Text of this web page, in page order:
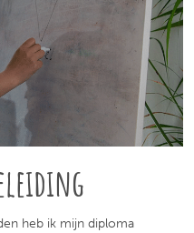
heb ik mijn diploma